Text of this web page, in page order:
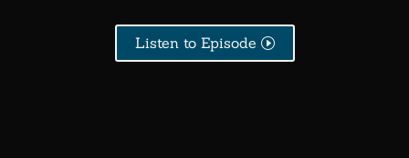
Listen to Episode